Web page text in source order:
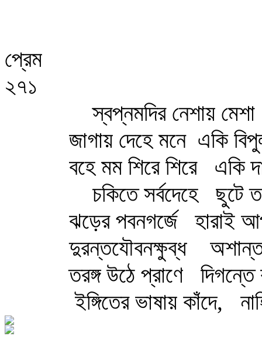
প্রেম
২৭১
স্বপ্নমদির নেশায় মেশা
জাগায় দেহে মনে একি
বহে মম শিরে শিরে
একি
চকিতে সর্বদেহে
ছুটে
ঝড়ের পবনগর্জে
হারাই
দুরন্তযৌবনক্ষুব্ধ
তরঙ্গ উঠে প্রাণে
দিগন্তে
ইঙ্গিতের ভাষায় কাঁদে,